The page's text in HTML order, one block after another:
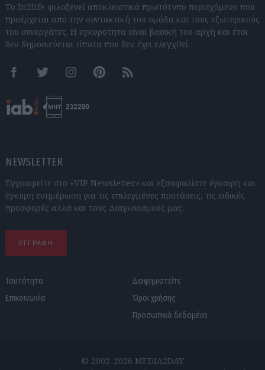
Το In2life φιλοξενεί αποκλειστικά πρωτότυπο περιεχόμενο που
προέρχεται από την συντακτική του ομάδα και τους εξωτερικούς
του συνεργάτες. Η εγκυρότητα είναι βασική του αρχή και έτσι
δεν δημοσιεύεται τίποτα που δεν έχει ελεγχθεί.
FacebookTwitter InstagramPinterestRSS feeds
NEWSLETTER
Εγγραφείτε στο «VIP Newsletter» και εξασφαλίστε έγκαιρη και
έγκυρη ενημέρωση για τις επιλεγμένες προτάσεις, τις ειδικές
προσφορές αλλά και τους Διαγωνισμούς μας.
ΕΓΓΡΑΦΗ
Ταυτότητα
Επικοινωνία
Διαφημιστείτε
Όροι χρήσης
Προσωπικά δεδομένα
© 2002-2026 MEDIA2DAY